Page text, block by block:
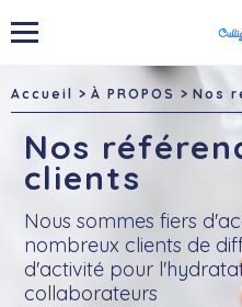
Accueil À PROPOS Nos
Nos
clients
Nous sommes fiers
nombreux clients de
d'activité pour
collaborateurs